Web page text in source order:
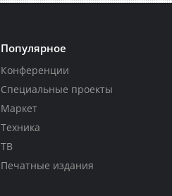
Популярное
Конференции
Специальные проекты
Маркет
Техника
ТВ
Печатные издания